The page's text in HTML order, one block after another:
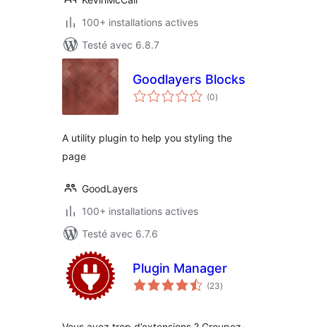
100+ installations actives
Testé avec 6.8.7
Goodlayers Blocks
(0notes
en
)
A utility plugin to help you styling the
page
GoodLayers
100+ installations actives
Testé avec 6.7.6
Plugin Manager
(23notes
en
)